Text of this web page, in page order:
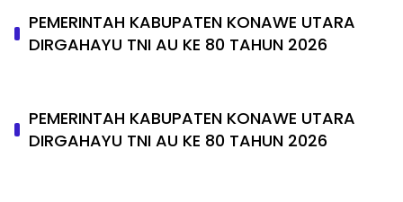
PEMERINTAH KABUPATEN KONAWE UTARA
DIRGAHAYU TNI AU KE 80 TAHUN 2026
PEMERINTAH KABUPATEN KONAWE UTARA
DIRGAHAYU TNI AU KE 80 TAHUN 2026